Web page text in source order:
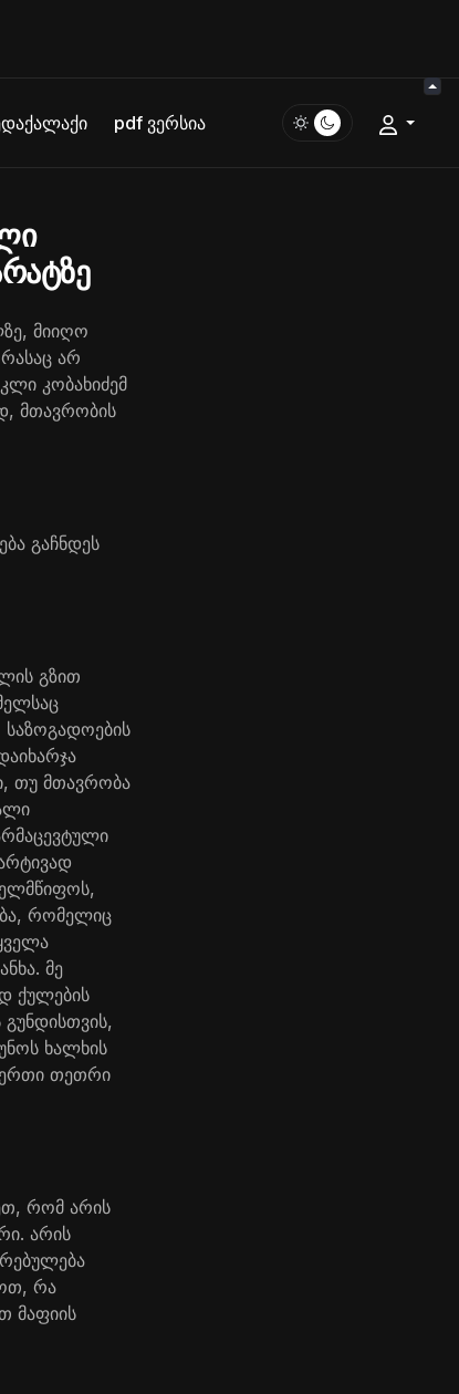
pdf ვერსია
მიიღო
არ
კობახიძემ
მთავრობის
გაჩნდეს
გზით
თუ მთავრობა
რომელიც
მე
ქულების
ხალხის
ერთი თეთრი
რომ არის
არის
რა
მაფიის